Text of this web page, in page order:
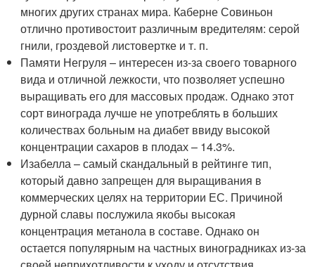
многих других странах мира. Каберне Совиньон
отлично противостоит различным вредителям: серой
гнили, гроздевой листовертке и т. п.
Памяти Негруля – интересен из-за своего товарного
вида и отличной лежкости, что позволяет успешно
выращивать его для массовых продаж. Однако этот
сорт винограда лучше не употреблять в больших
количествах больным на диабет ввиду высокой
концентрации сахаров в плодах – 14.3%.
Изабелла – самый скандальный в рейтинге тип,
который давно запрещен для выращивания в
коммерческих целях на территории ЕС. Причиной
дурной славы послужила якобы высокая
концентрация метанола в составе. Однако он
остается популярным на частных виноградниках из-за